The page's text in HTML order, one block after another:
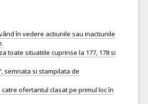
în vedere actiunile sau inactiunile
toate situatiile cuprinse la 177, 178 si
semnata si stampilata de
ofertantul clasat pe primul loc în